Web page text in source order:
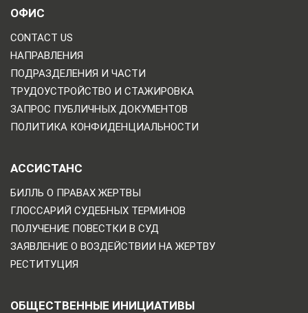
ОФИС
CONTACT US
НАПРАВЛЕНИЯ
ПОДРАЗДЕЛЕНИЯ И ЧАСТИ
ТРУДОУСТРОЙСТВО И СТАЖИРОВКА
ЗАПРОС ПУБЛИЧНЫХ ДОКУМЕНТОВ
ПОЛИТИКА КОНФИДЕНЦИАЛЬНОСТИ
АССИСТАНС
БИЛЛЬ О ПРАВАХ ЖЕРТВЫ
ГЛОССАРИЙ СУДЕБНЫХ ТЕРМИНОВ
ПОЛУЧЕНИЕ ПОВЕСТКИ В СУД
ЗАЯВЛЕНИЕ О ВОЗДЕЙСТВИИ НА ЖЕРТВУ
РЕСТИТУЦИЯ
ОБЩЕСТВЕННЫЕ ИНИЦИАТИВЫ